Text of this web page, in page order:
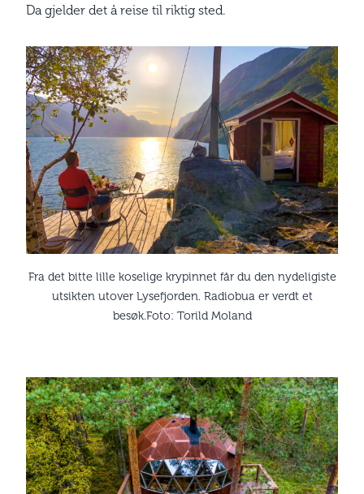
Da gjelder det å reise til riktig sted.
Fra det bitte lille koselige krypinnet får du den nydeligiste
utsikten utover Lysefjorden. Radiobua er verdt et
besøk.Foto: Torild Moland